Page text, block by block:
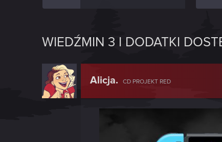
WIEDŹMIN 3 I DODATKI
Alicja. CD PROJEKT RED